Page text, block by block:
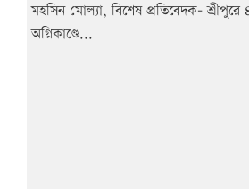
মহসিন মোল্যা, বিশেষ প্রতিবেদক-
অগ্নিকাণ্ডে...